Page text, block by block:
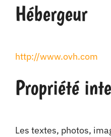
Hébergeur
http://www.ovh.com
Propriété
Les textes, photos,